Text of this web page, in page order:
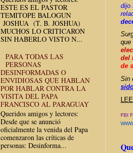
dijo
que
del
de
Sin
FBI
ESTE ES EL PASTOR
TEMITOPE BALOGUN
JOSHUA (T. B. JOSHUA)
MUCHOS LO CRITICARON
SIN HABERLO VISTO N...
PARA TODAS LAS
PERSONAS
DESINFORMADAS O
ENVIDIOSAS QUE HABLAN
POR HABLAR CONTRA LA
VISITA DEL PAPA
FRANCISCO AL PARAGUAY
Queridos amigos y lectores:
Desde que se anunció
oficialmente la venida del Papa
comenzaron las críticas de
personas: Desinforma...